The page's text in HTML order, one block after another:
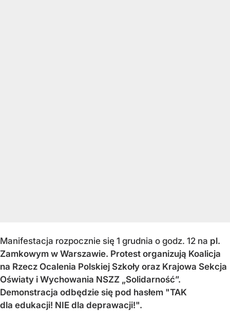
Manifestacja rozpocznie się 1 grudnia o godz. 12 na pl.
Zamkowym w Warszawie. Protest organizują Koalicja
na Rzecz Ocalenia Polskiej Szkoły oraz Krajowa Sekcja
Oświaty i Wychowania NSZZ „Solidarność”.
Demonstracja odbędzie się pod hasłem "TAK
dla edukacji! NIE dla deprawacji!".